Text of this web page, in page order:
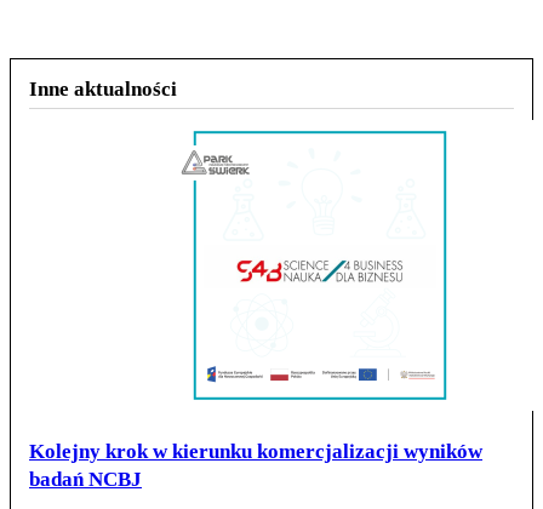
Inne aktualności
Kolejny krok w kierunku komercjalizacji wyników
badań NCBJ